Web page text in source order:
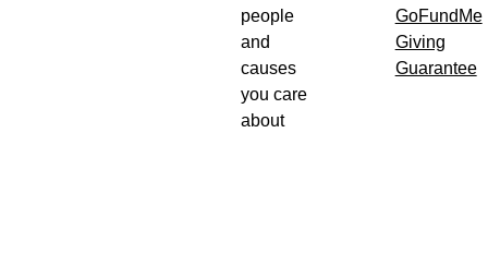
https://www.aipdpisa.it/
https://www.instagram.com/aipdpisa/
people
and
causes
you care
about
GoFundMe
Giving
Guarantee